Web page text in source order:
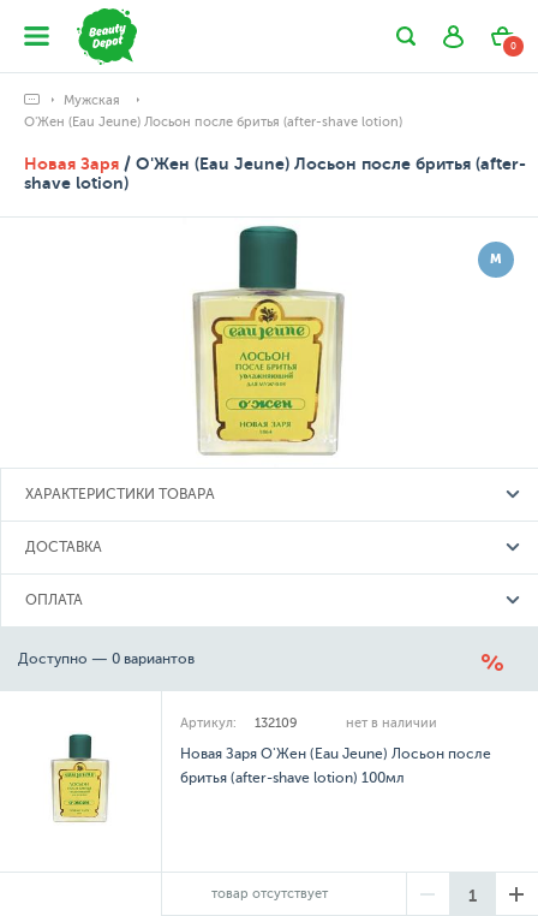
0
Мужская
О'Жен (Eau Jeune) Лосьон после бритья (after-shave lotion)
Новая Заря / О'Жен (Eau Jeune) Лосьон после бритья (after-
shave lotion)
М
ХАРАКТЕРИСТИКИ ТОВАРА
ДОСТАВКА
ОПЛАТА
Доступно — 0 вариантов
Артикул: 132109 нет в наличии
Новая Заря О'Жен (Eau Jeune) Лосьон после
бритья (after-shave lotion) 100мл
товар отсутствует